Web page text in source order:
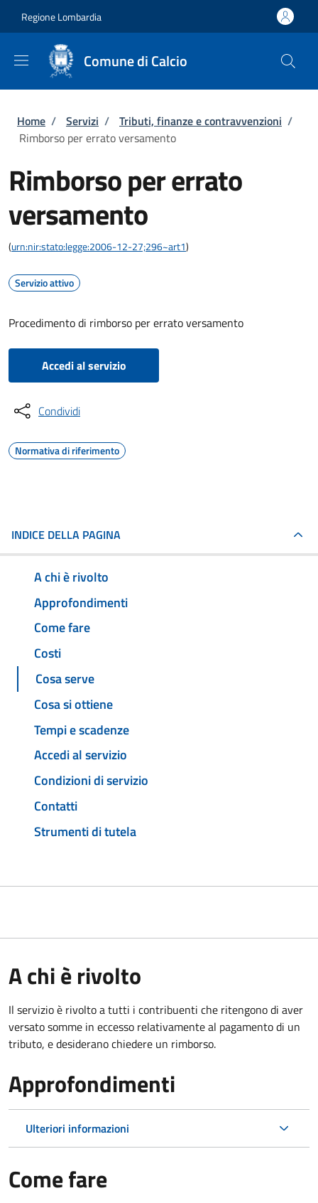
Regione Lombardia
Comune di Calcio
Briciole di pane
Home / Servizi / Tributi, finanze e contravvenzioni /
Rimborso per errato versamento
Rimborso per errato
versamento
(urn:nir:stato:legge:2006-12-27;296~art1)
Servizio attivo
Procedimento di rimborso per errato versamento
Accedi al servizio
Condividi
Normativa di riferimento
INDICE DELLA PAGINA
A chi è rivolto
Approfondimenti
Come fare
Costi
Cosa serve
Cosa si ottiene
Tempi e scadenze
Accedi al servizio
Condizioni di servizio
Contatti
Strumenti di tutela
A chi è rivolto
Il servizio è rivolto a tutti i contribuenti che ritengono di aver
versato somme in eccesso relativamente al pagamento di un
tributo, e desiderano chiedere un rimborso.
Approfondimenti
Ulteriori informazioni
Come fare